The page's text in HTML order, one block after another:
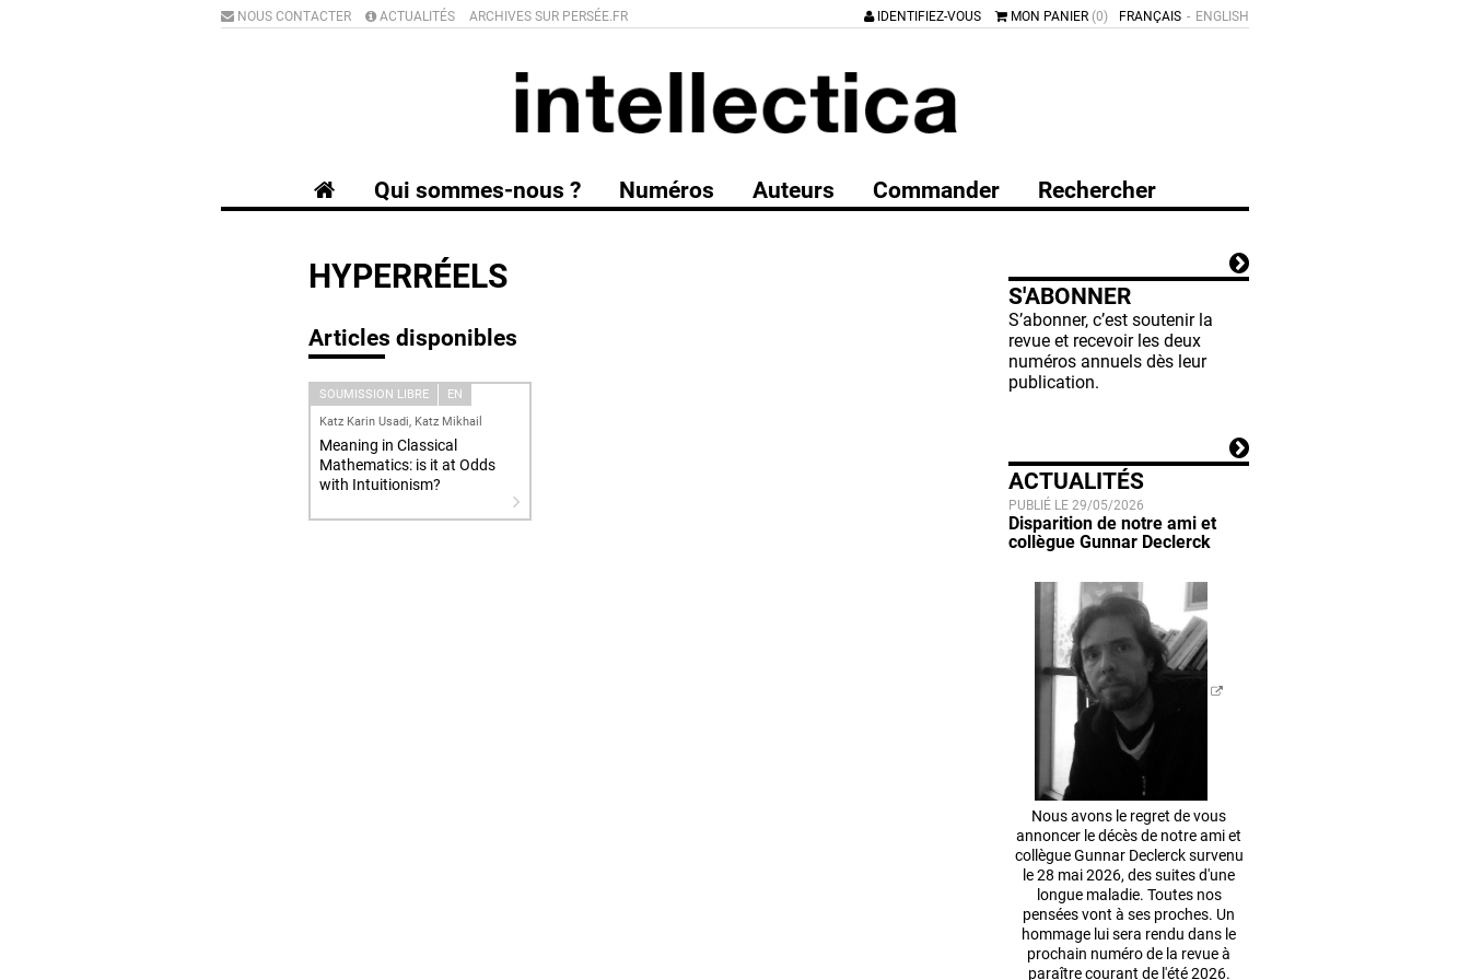
ENGLISH
FRANÇAIS
IDENTIFIEZ-VOUS MON PANIER (0)
NOUS CONTACTER ACTUALITÉS ARCHIVES SUR PERSÉE.FR
Qui sommes-nous ? Numéros Auteurs Commander Rechercher
HYPERRÉELS
Articles disponibles
SOUMISSION LIBRE
EN
Katz Karin Usadi, Katz Mikhail
Meaning in Classical
Mathematics: is it at Odds
with Intuitionism?
S'ABONNER
S’abonner, c’est soutenir la
revue et recevoir les deux
numéros annuels dès leur
publication.
ACTUALITÉS
PUBLIÉ LE 29/05/2026
Disparition de notre ami et
collègue Gunnar Declerck
Nous avons le regret de vous
annoncer le décès de notre ami et
collègue Gunnar Declerck survenu
le 28 mai 2026, des suites d'une
longue maladie. Toutes nos
pensées vont à ses proches. Un
hommage lui sera rendu dans le
prochain numéro de la revue à
paraître courant de l'été 2026.